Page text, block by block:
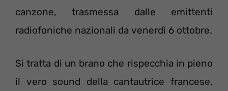
canzone, trasmessa dalle emittenti
radiofoniche nazionali da venerdì 6 ottobre.
Si tratta di un brano che rispecchia in pieno
il vero sound della cantautrice francese,